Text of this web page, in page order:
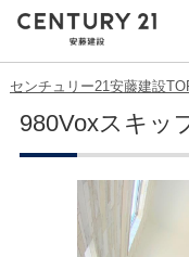
センチュリー21安藤建設
980Voxスキッ